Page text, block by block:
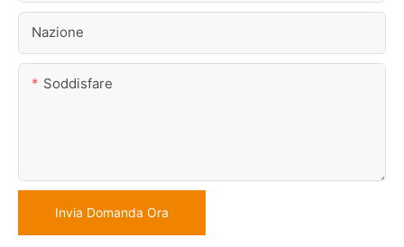
Nazione
Soddisfare
Invia Domanda Ora